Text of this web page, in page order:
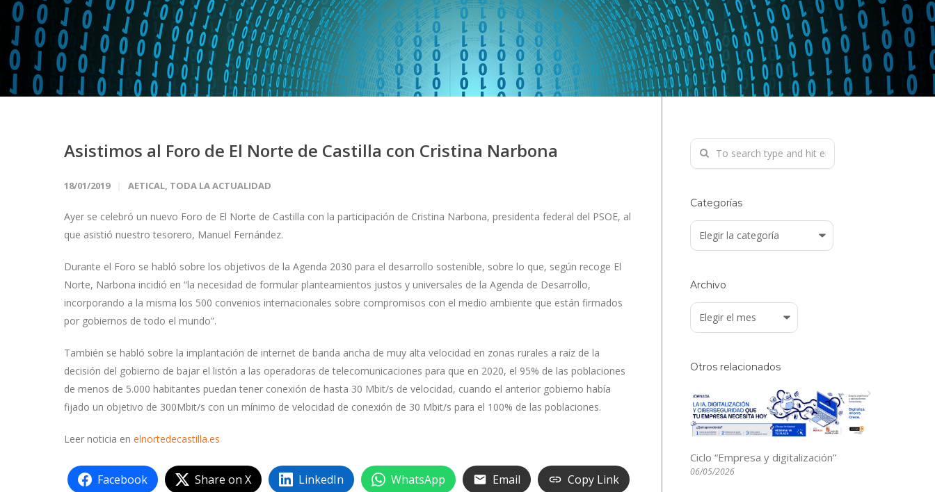
Asistimos al Foro de El Norte de Castilla con Cristina Narbona
18/01/2019 AETICAL, TODA LA ACTUALIDAD
Ayer se celebró un nuevo Foro de El Norte de Castilla con la participación de Cristina Narbona, presidenta federal del PSOE, al
que asistió nuestro tesorero, Manuel Fernández.
Durante el Foro se habló sobre los objetivos de la Agenda 2030 para el desarrollo sostenible, sobre lo que, según recoge El
Norte, Narbona incidió en “la necesidad de formular planteamientos justos y universales de la Agenda de Desarrollo,
incorporando a la misma los 500 convenios internacionales sobre compromisos con el medio ambiente que están firmados
por gobiernos de todo el mundo”.
También se habló sobre la implantación de internet de banda ancha de muy alta velocidad en zonas rurales a raíz de la
decisión del gobierno de bajar el listón a las operadoras de telecomunicaciones para que en 2020, el 95% de las poblaciones
de menos de 5.000 habitantes puedan tener conexión de hasta 30 Mbit/s de velocidad, cuando el anterior gobierno había
fijado un objetivo de 300Mbit/s con un mínimo de velocidad de conexión de 30 Mbit/s para el 100% de las poblaciones.
Leer noticia en elnortedecastilla.es
Facebook Share on X LinkedIn WhatsApp Email Copy Link
Categorías
Categorías
Archivo
Archivo
Otros relacionados
Ciclo “Empresa y digitalización”
06/05/2026